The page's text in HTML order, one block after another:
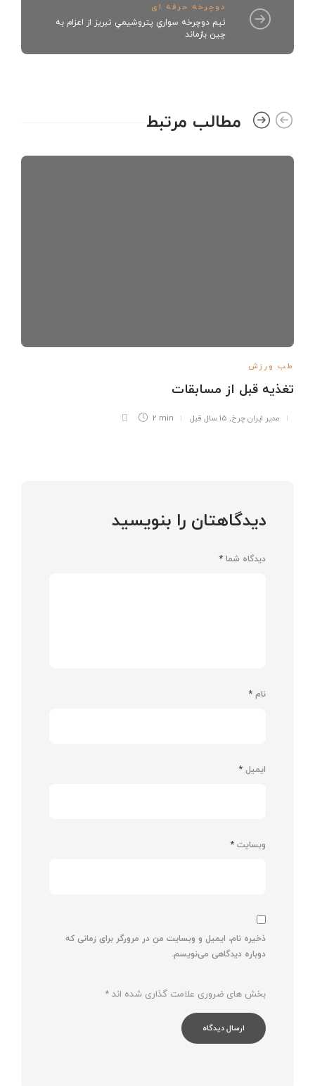
دوچرخه حرفه ای
تيم دوچرخه سواري پتروشيمي تبريز از اعزام به
چين بازماند
مطالب مرتبط
طب ورزش
تغذیه قبل از مسابقات
مدیر ایران چرخ, 15 سال قبل 2 min
دیدگاهتان را بنویسید
دیدگاه شما *
نام *
ایمیل *
وبسایت *
ذخیره نام، ایمیل و وبسایت من در مرورگر برای زمانی که
دوباره دیدگاهی می‌نویسم.
بخش های ضروری علامت گذاری شده اند *